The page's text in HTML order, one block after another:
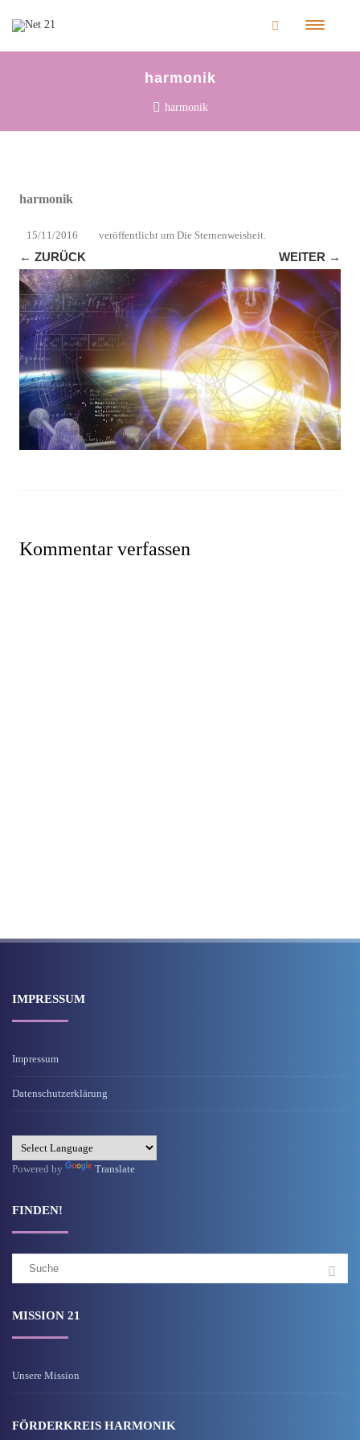
harmonik
harmonik
harmonik
veröffentlicht
15/11/2016 um Die Sternenweisheit.
← ZURÜCK WEITER →
Kommentar verfassen
IMPRESSUM
Impressum
Datenschutzerklärung
Powered by Translate
FINDEN!
MISSION 21
Unsere Mission
FÖRDERKREIS HARMONIK